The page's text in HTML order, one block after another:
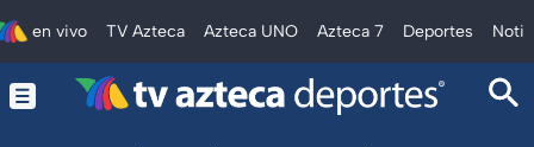
en vivo TV Azteca Azteca UNO Azteca 7 Deportes